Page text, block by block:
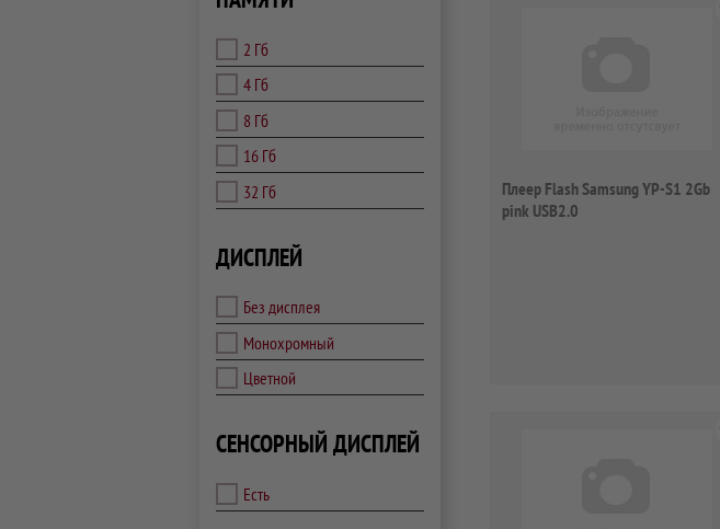
2 Гб
4 Гб
8 Гб
16 Гб
32 Гб
ДИСПЛЕЙ
Без дисплея
Монохромный
Цветной
СЕНСОРНЫЙ ДИСПЛЕЙ
Есть
Плеер Flash Samsung YP-S1 2Gb
pink USB2.0